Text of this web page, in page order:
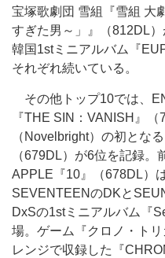
宝塚歌劇団 雪組『雪組 大
すぎた男～」』（812DL
韓国1stミニアルバム『
それぞれ続いている。
その他トップ10では、
『THE SIN：VANISH』
（Novelbright）の初とな
（679DL）が6位を記録。
APPLE『10』（678DL）
SEVENTEENのDKと
DxSの1stミニアルバム『
場。ゲーム『クロノ・ト
レンジで収録した『